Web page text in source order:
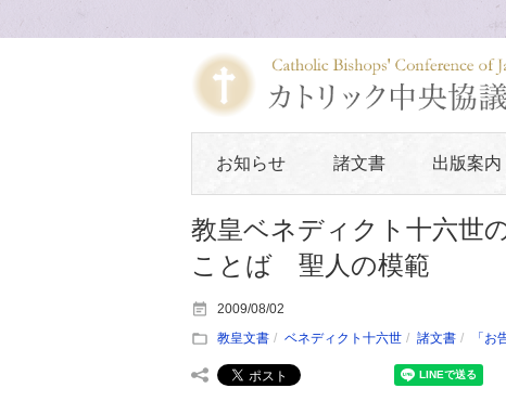
お知らせ 諸文書 出版案内
教皇ベネディクト十六世
ことば 聖人の模範
2009/08/02
教皇文書
ベネディクト十六世 諸文書 「